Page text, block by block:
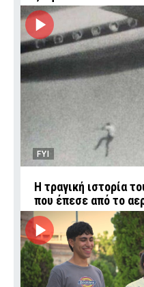
FYI
Η τραγική ιστορία
που έπεσε από το